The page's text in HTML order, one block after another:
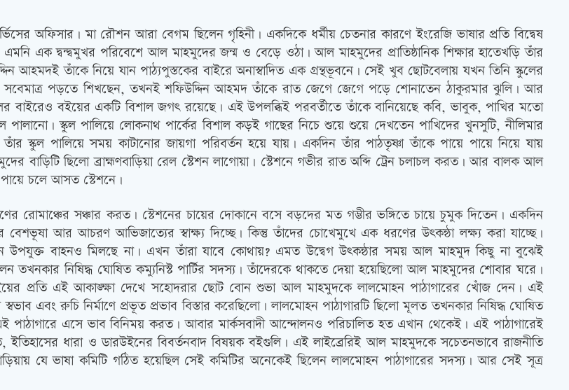
অফিসার। মা রৌশন আরা বেগম ছিলেন গৃহিনী। একদিকে ধর্মীয় চেতনার কারণে ইংরেজি ভাষার প্রতি বিদ্বেষ
এক দ্বন্দ্বমুখর পরিবেশে আল মাহমুদের জন্ম ও বেড়ে ওঠা। আল মাহমুদের প্রাতিষ্ঠানিক শিক্ষার হাতেখড়ি তাঁর
আহমদই তাঁকে নিয়ে যান পাঠ্যপুস্তকের বাইরে অনাস্বাদিত এক গ্রন্থভূবনে। সেই খুব ছোটবেলায় যখন তিনি স্কুলের
সবেমাত্র পড়তে শিখছেন, তখনই শফিউদ্দিন আহমদ তাঁকে রাত জেগে জেগে পড়ে শোনাতেন ঠাকুরমার ঝুলি। আর
বাইরেও বইয়ের একটি বিশাল জগত্‍ রয়েছে। এই উপলব্ধিই পরবর্তীতে তাঁকে বানিয়েছে কবি, ভাবুক, পাখির মতো
স্কুল পালিয়ে লোকনাথ পার্কের বিশাল কড়ই গাছের নিচে শুয়ে শুয়ে দেখতেন পাখিদের খুনসুটি, নীলিমার
স্কুল পালিয়ে সময় কাটানোর জায়গা পরিবর্তন হয়ে যায়। একদিন তাঁর পাঠতৃষ্ণা তাঁকে পায়ে পায়ে নিয়ে যায়
বাড়িটি ছিলো ব্রাহ্মণবাড়িয়া রেল স্টেশন লাগোয়া। স্টেশনে গভীর রাত অব্দি ট্রেন চলাচল করত। আর বালক আল
চলে আসত স্টেশনে।
রোমাঞ্চের সঞ্চার করত। স্টেশনের চায়ের দোকানে বসে বড়দের মত গম্ভীর ভঙ্গিতে চায়ে চুমুক দিতেন। একদিন
বেশভূষা আর আচরণ আভিজাত্যের স্বাক্ষ্য দিচ্ছে। কিন্তু তাঁদের চোখেমুখে এক ধরণের উত্‍কন্ঠা লক্ষ্য করা যাচ্ছে।
উপযুক্ত বাহনও মিলছে না। এখন তাঁরা যাবে কোথায়? এমত উদ্বেগ উত্‍কন্ঠার সময় আল মাহমুদ কিছু না বুঝেই
তখনকার নিষিদ্ধ ঘোষিত কম্যুনিস্ট পার্টির সদস্য। তাঁদেরকে থাকতে দেয়া হয়েছিলো আল মাহমুদের শোবার ঘরে।
প্রতি এই আকাঙ্ক্ষা দেখে সহোদরার ছোট বোন শুভা আল মাহমুদকে লালমোহন পাঠাগারের খোঁজ দেন। এই
এবং রুচি নির্মাণে প্রভূত প্রভাব বিস্তার করেছিলো। লালমোহন পাঠাগারটি ছিলো মূলত তখনকার নিষিদ্ধ ঘোষিত
এই পাঠাগারে এসে ভাব বিনিময় করত। আবার মার্কসবাদী আন্দোলনও পরিচালিত হত এখান থেকেই। এই পাঠাগারেই
ধারা ও ডারউইনের বিবর্তনবাদ বিষয়ক বইগুলি। এই লাইব্রেরিই আল মাহমুদকে সচেতনভাবে রাজনীতি
যে ভাষা কমিটি গঠিত হয়েছিল সেই কমিটির অনেকেই ছিলেন লালমোহন পাঠাগারের সদস্য। আর সেই সূত্র